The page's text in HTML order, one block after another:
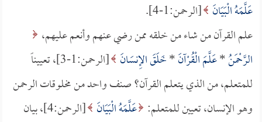
عَلَّمَهُ الْبَيَانَ [الرحمن:1-4].
علم القرآن من شاء من خلقه ممن رضي عنهم وأنعم عليهم،
الرَّحْمَنُ*عَلَّمَ الْقُرْآنَ*خَلَقَ الإِنسَانَ
[الرحمن:1-3]، تعييناً
للمتعلم، من الذي يتعلم القرآن؟ صنف واحد من مخلوقات الرحمن
وهو الإنسان، تعيين للمتعلم: عَلَّمَهُ الْبَيَانَ
[الرحمن:4]، بيان